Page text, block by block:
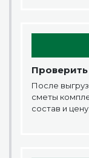
Проверить
После
сметы
состав и